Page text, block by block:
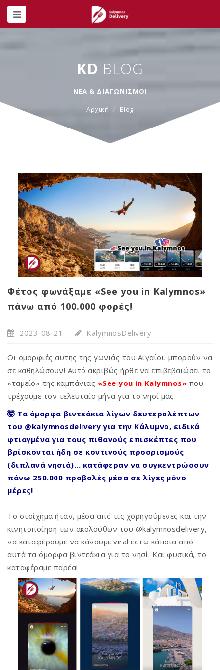
KD BLOG
ΝΕΑ & ΔΙΑΓΩΝΙΣΜΟΙ
Αρχική Blog
Φέτος φωνάξαμε «See you in Kalymnos»
πάνω από 100.000 φορές!
2023-08-21 KalymnosDelivery
Οι ομορφιές αυτής της γωνιάς του Αιγαίου μπορούν να
σε καθηλώσουν! Αυτό ακριβώς ήρθε να επιβεβαιώσει το
«ταμείο» της καμπάνιας «See you in Kalymnos» που
τρέχουμε τον τελευταίο μήνα για το νησί μας.
🤯 Τα όμορφα βιντεάκια λίγων δευτερολέπτων
του @kalymnosdelivery για την Κάλυμνο, ειδικά
φτιαγμένα για τους πιθανούς επισκέπτες που
βρίσκονται ήδη σε κοντινούς προορισμούς
(διπλανά νησιά)... κατάφεραν να συγκεντρώσουν
πάνω 250.000 προβολές μέσα σε λίγες μόνο
μέρες!
Το στοίχημα ήταν, μέσα από τις χορηγούμενες και την
κινητοποίηση των ακολούθων του @kalymnosdelivery,
να καταφέρουμε να κάνουμε viral έστω κάποια από
αυτά τα όμορφα βιντεάκια για το νησί. Και φυσικά, το
καταφέραμε παρέα!